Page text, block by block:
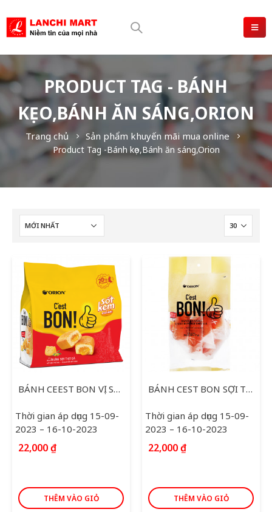
PRODUCT TAG - BÁNH
KẸO,BÁNH ĂN SÁNG,ORION
Trang chủ Sản phẩm khuyến mãi mua online
Product Tag -Bánh kẹo,Bánh ăn sáng,Orion
BÁNH CEEST BON VỊ SỐT KEM PHOMAI 101,5G
Thời gian áp dụng 15-09-
2023 – 16-10-2023
22,000₫
THÊM VÀO GIỎ
BÁNH CEST BON SỢI THỊT GÀ 85G
Thời gian áp dụng 15-09-
2023 – 16-10-2023
22,000₫
THÊM VÀO GIỎ